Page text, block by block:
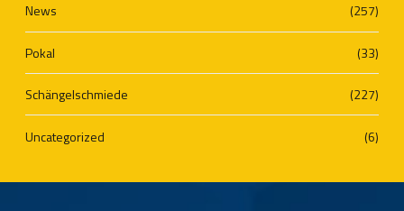
News (257)
Pokal (33)
Schängelschmiede (227)
Uncategorized (6)